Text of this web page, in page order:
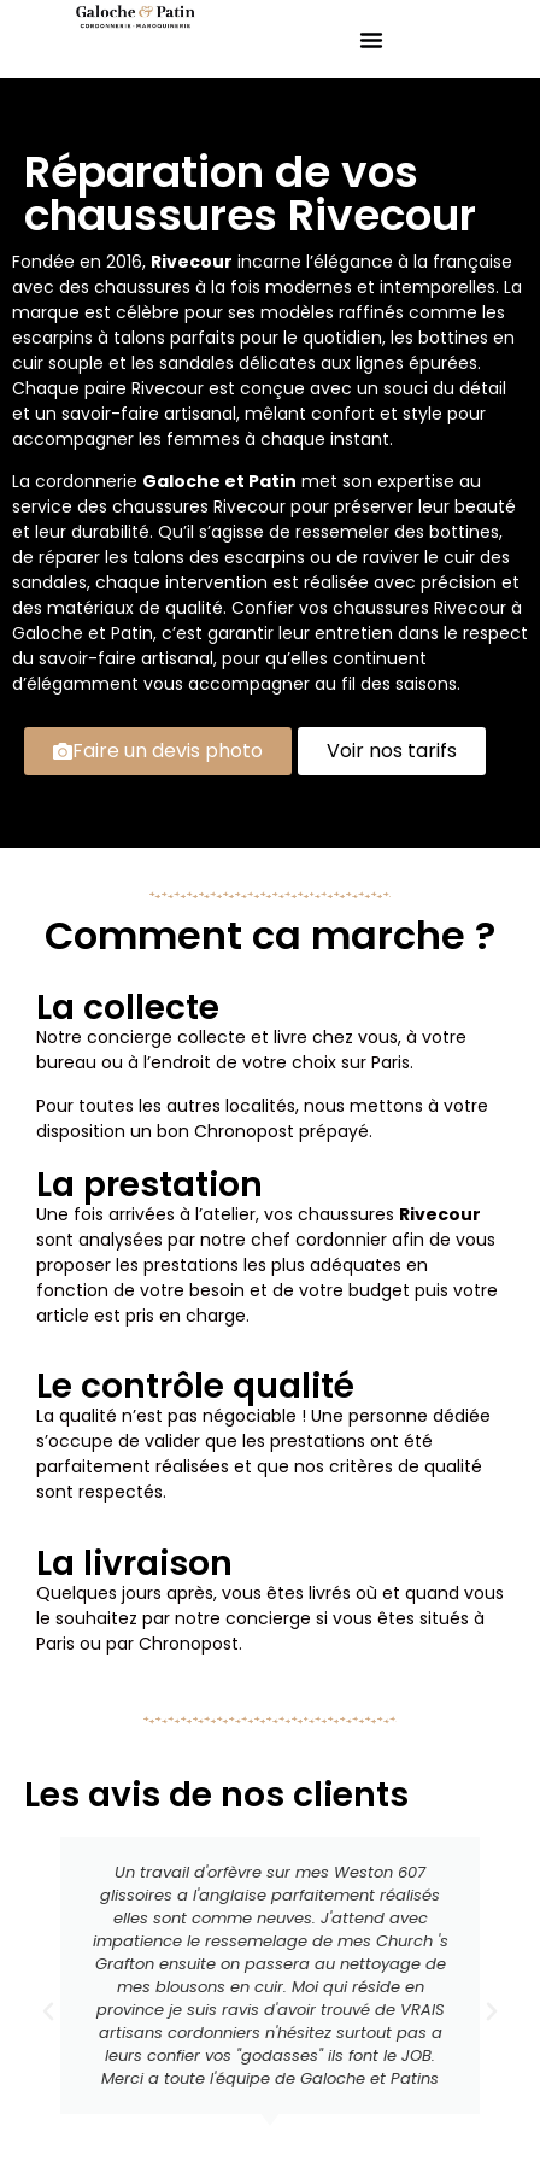
Réparation de vos
chaussures Rivecour
Fondée en 2016, Rivecour incarne l’élégance à la française
avec des chaussures à la fois modernes et intemporelles. La
marque est célèbre pour ses modèles raffinés comme les
escarpins à talons parfaits pour le quotidien, les bottines en
cuir souple et les sandales délicates aux lignes épurées.
Chaque paire Rivecour est conçue avec un souci du détail
et un savoir-faire artisanal, mêlant confort et style pour
accompagner les femmes à chaque instant.
La cordonnerie Galoche et Patin met son expertise au
service des chaussures Rivecour pour préserver leur beauté
et leur durabilité. Qu’il s’agisse de ressemeler des bottines,
de réparer les talons des escarpins ou de raviver le cuir des
sandales, chaque intervention est réalisée avec précision et
des matériaux de qualité. Confier vos chaussures Rivecour à
Galoche et Patin, c’est garantir leur entretien dans le respect
du savoir-faire artisanal, pour qu’elles continuent
d’élégamment vous accompagner au fil des saisons.
Faire un devis photo Voir nos tarifs
Comment ca marche ?
La collecte
Notre concierge collecte et livre chez vous, à votre
bureau ou à l’endroit de votre choix sur Paris.
Pour toutes les autres localités, nous mettons à votre
disposition un bon Chronopost prépayé.
La prestation
Une fois arrivées à l’atelier, vos chaussures Rivecour
sont analysées par notre chef cordonnier afin de vous
proposer les prestations les plus adéquates en
fonction de votre besoin et de votre budget puis votre
article est pris en charge.
Le contrôle qualité
La qualité n’est pas négociable ! Une personne dédiée
s’occupe de valider que les prestations ont été
parfaitement réalisées et que nos critères de qualité
sont respectés.
La livraison
Quelques jours après, vous êtes livrés où et quand vous
le souhaitez par notre concierge si vous êtes situés à
Paris ou par Chronopost.
Les avis de nos clients
Un travail d'orfèvre sur mes Weston 607
glissoires a l'anglaise parfaitement réalisés
elles sont comme neuves. J'attend avec
impatience le ressemelage de mes Church 's
Grafton ensuite on passera au nettoyage de
mes blousons en cuir. Moi qui réside en
province je suis ravis d'avoir trouvé de VRAIS
artisans cordonniers n'hésitez surtout pas a
leurs confier vos "godasses" ils font le JOB.
Merci a toute l'équipe de Galoche et Patins